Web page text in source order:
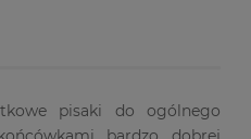
pisaki do ogólnego